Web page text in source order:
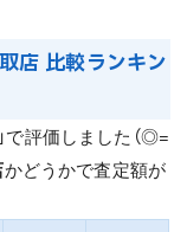
店 比較ランキン
で評価しました（◎=
かどうかで査定額が